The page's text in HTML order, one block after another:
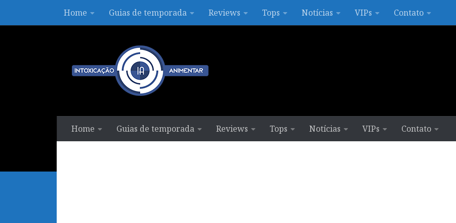
Skip to contentHome Guias de temporada Reviews Tops Notícias VIPs Contato
Home Guias de temporada Reviews Tops Notícias VIPs Contato